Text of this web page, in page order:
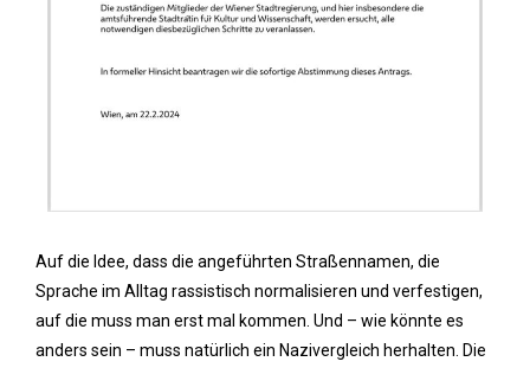
Auf die Idee, dass die angeführten Straßennamen, die
Sprache im Alltag rassistisch normalisieren und verfestigen,
auf die muss man erst mal kommen. Und – wie könnte es
anders sein – muss natürlich ein Nazivergleich herhalten. Die